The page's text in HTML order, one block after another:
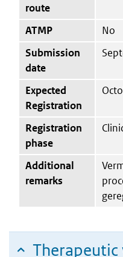
route
ATMP
No
Submission
date
Expected
Registration
Registration
phase
Additional
remarks
Therapeutic